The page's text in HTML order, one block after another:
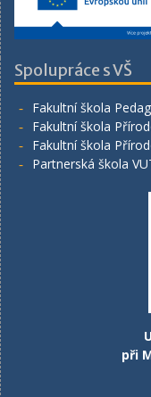
Spolupráce s VŠ
Fakultní škola
Fakultní škola
Fakultní škola
Partnerská škola
při